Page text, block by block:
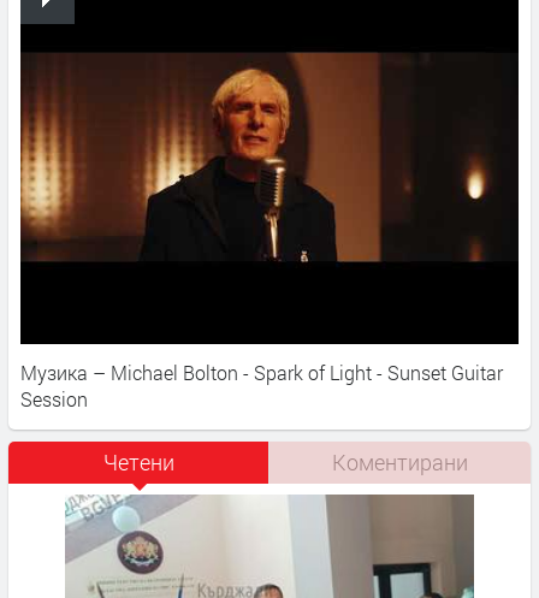
Музика – Michael Bolton - Spark of Light - Sunset Guitar
Session
Четени Коментирани